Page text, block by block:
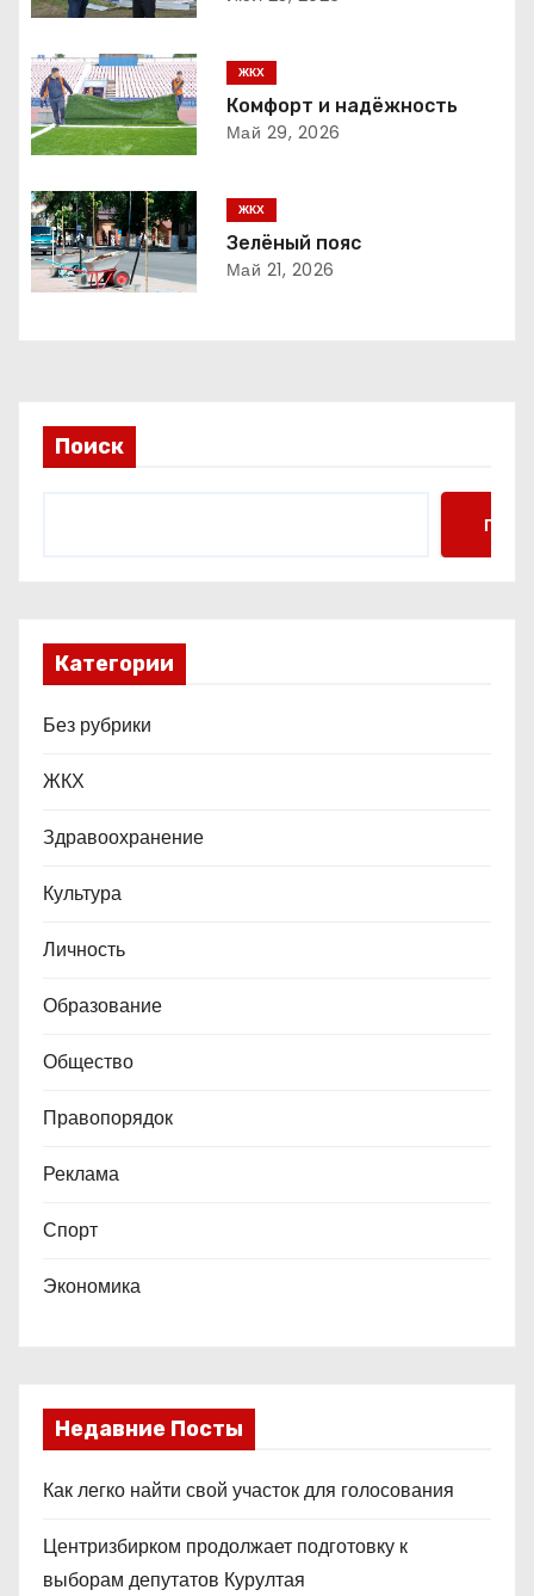
ц
и
я
п
о
з
и
ЖКХ
Комфорт и надёжность
Май 29, 2026
ЖКХ
Зелёный пояс
Май 21, 2026
Поиск
Поиск
Категории
Без рубрики
ЖКХ
Здравоохранение
Культура
Личность
Образование
Общество
Правопорядок
Реклама
Спорт
Экономика
Недавние Посты
Как легко найти свой участок для голосования
Центризбирком продолжает подготовку к
выборам депутатов Курултая